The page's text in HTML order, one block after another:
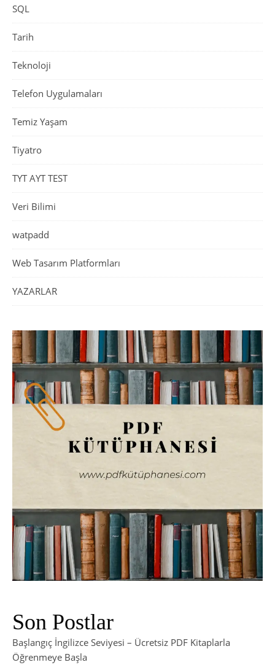
SQL
Tarih
Teknoloji
Telefon Uygulamaları
Temiz Yaşam
Tiyatro
TYT AYT TEST
Veri Bilimi
watpadd
Web Tasarım Platformları
YAZARLAR
Son Postlar
Başlangıç İngilizce Seviyesi – Ücretsiz PDF Kitaplarla
Öğrenmeye Başla